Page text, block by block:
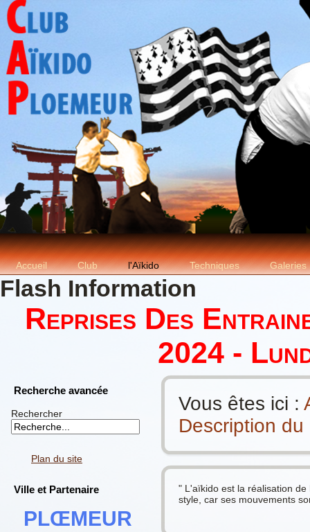
Accueil Club l'Aïkido Techniques Galeries
Flash Information
Reprises Des
2024 -
Recherche avancée
Rechercher
Plan du site
Ville et Partenaire
PLŒMEUR
Vous êtes ici :
Description
" L'aïkido est la réalisation
style, car ses mouvements